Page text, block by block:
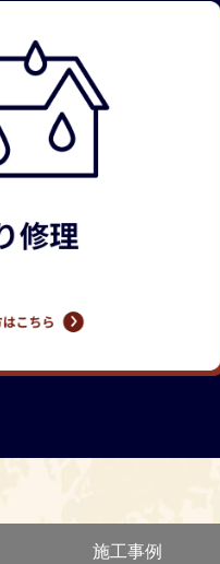
施工事例